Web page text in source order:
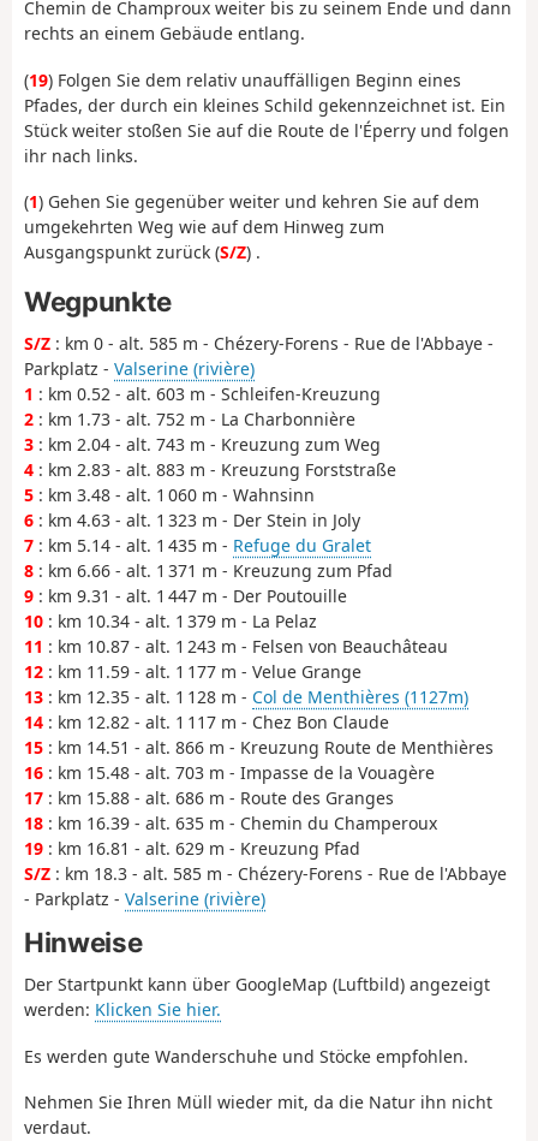
Chemin de Champroux weiter bis zu seinem Ende und dann
rechts an einem Gebäude entlang.
(19) Folgen Sie dem relativ unauffälligen Beginn eines
Pfades, der durch ein kleines Schild gekennzeichnet ist. Ein
Stück weiter stoßen Sie auf die Route de l'Éperry und folgen
ihr nach links.
(1) Gehen Sie gegenüber weiter und kehren Sie auf dem
umgekehrten Weg wie auf dem Hinweg zum
Ausgangspunkt zurück (S/Z) .
Wegpunkte
S/Z : km 0 - alt. 585 m - Chézery-Forens - Rue de l'Abbaye -
Parkplatz - Valserine (rivière)
1 : km 0.52 - alt. 603 m - Schleifen-Kreuzung
2 : km 1.73 - alt. 752 m - La Charbonnière
3 : km 2.04 - alt. 743 m - Kreuzung zum Weg
4 : km 2.83 - alt. 883 m - Kreuzung Forststraße
5 : km 3.48 - alt. 1 060 m - Wahnsinn
6 : km 4.63 - alt. 1 323 m - Der Stein in Joly
7 : km 5.14 - alt. 1 435 m - Refuge du Gralet
8 : km 6.66 - alt. 1 371 m - Kreuzung zum Pfad
9 : km 9.31 - alt. 1 447 m - Der Poutouille
10 : km 10.34 - alt. 1 379 m - La Pelaz
11 : km 10.87 - alt. 1 243 m - Felsen von Beauchâteau
12 : km 11.59 - alt. 1 177 m - Velue Grange
13 : km 12.35 - alt. 1 128 m - Col de Menthières (1127m)
14 : km 12.82 - alt. 1 117 m - Chez Bon Claude
15 : km 14.51 - alt. 866 m - Kreuzung Route de Menthières
16 : km 15.48 - alt. 703 m - Impasse de la Vouagère
17 : km 15.88 - alt. 686 m - Route des Granges
18 : km 16.39 - alt. 635 m - Chemin du Champeroux
19 : km 16.81 - alt. 629 m - Kreuzung Pfad
S/Z : km 18.3 - alt. 585 m - Chézery-Forens - Rue de l'Abbaye
- Parkplatz - Valserine (rivière)
Hinweise
Der Startpunkt kann über GoogleMap (Luftbild) angezeigt
werden: Klicken Sie hier.
Es werden gute Wanderschuhe und Stöcke empfohlen.
Nehmen Sie Ihren Müll wieder mit, da die Natur ihn nicht
verdaut.